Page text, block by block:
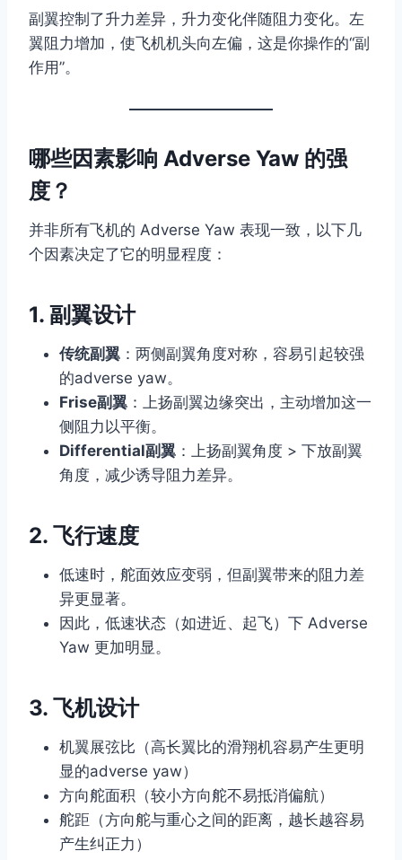
副翼控制了升力差异，升力变化伴随阻力变化。左
翼阻力增加，使飞机机头向左偏，这是你操作的“副
作用”。
哪些因素影响 Adverse Yaw 的强
度？
并非所有飞机的 Adverse Yaw 表现一致，以下几
个因素决定了它的明显程度：
1. 副翼设计
传统副翼 ：两侧副翼角度对称，容易引起较强
的adverse yaw。
Frise副翼 ：上扬副翼边缘突出，主动增加这一
侧阻力以平衡。
Differential副翼 ：上扬副翼角度 > 下放副翼
角度，减少诱导阻力差异。
2. 飞行速度
低速时，舵面效应变弱，但副翼带来的阻力差
异更显著。
因此，低速状态（如进近、起飞）下 Adverse
Yaw 更加明显。
3. 飞机设计
机翼展弦比（高长翼比的滑翔机容易产生更明
显的adverse yaw）
方向舵面积（较小方向舵不易抵消偏航）
舵距（方向舵与重心之间的距离，越长越容易
产生纠正力）